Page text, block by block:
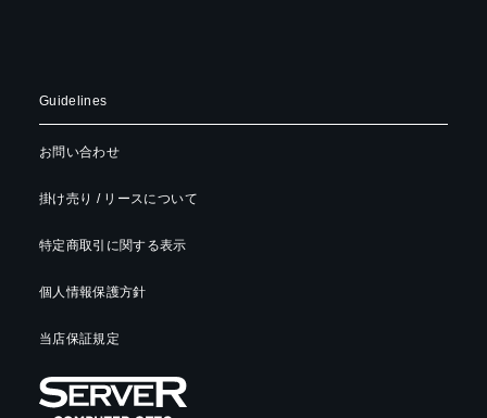
Guidelines
お問い合わせ
掛け売り / リースについて
特定商取引に関する表示
個人情報保護方針
当店保証規定